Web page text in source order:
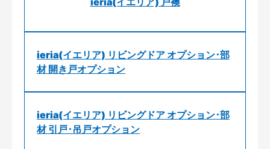
ieria(イエリア) リビングドア オプション･部
材 開き戸オプション
ieria(イエリア) リビングドア オプション･部
材 引戸･吊戸オプション